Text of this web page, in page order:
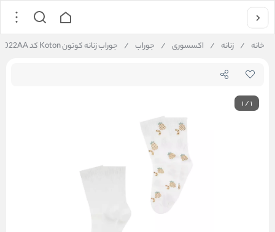
خانه / زنانه / اکسسوری / جوراب / جوراب زنانه کوتون Koton کد 5SAK80022AA
1/1